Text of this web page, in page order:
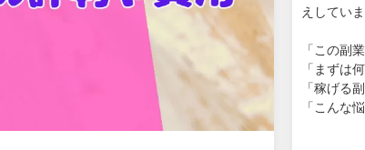
えしていま
「この副
「まずは
「稼げる
「こんな